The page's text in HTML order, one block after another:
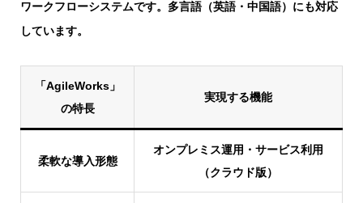
ワークフローシステムです。多言語（英語・中国語）にも対応
しています。
「AgileWorks」
の特長
実現する機能
柔軟な導入形態
オンプレミス運用・サービス利用
（クラウド版）